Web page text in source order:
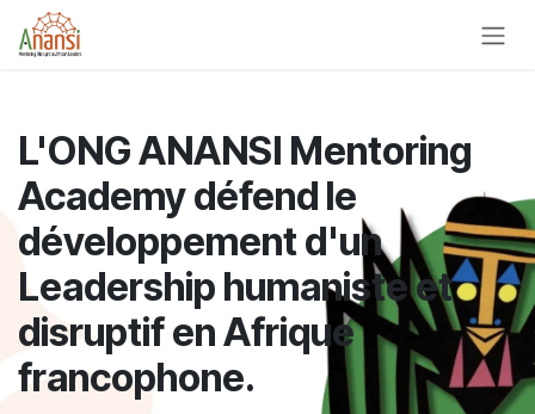
Se rendre au contenu
L'ONG ANANSI Mentoring
Academy défend le
développement d'un
Leadership humaniste et
disruptif en Afrique
francophone.